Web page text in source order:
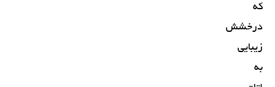
که
درخشش
زیبایی
به